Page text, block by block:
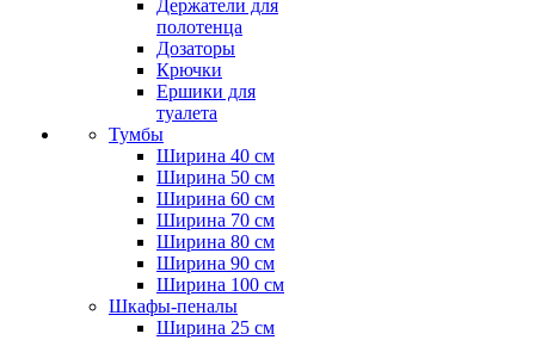
Держатели для
полотенца
Дозаторы
Крючки
Ершики для
туалета
Тумбы
Ширина 40 см
Ширина 50 см
Ширина 60 см
Ширина 70 см
Ширина 80 см
Ширина 90 см
Ширина 100 см
Шкафы-пеналы
Ширина 25 см